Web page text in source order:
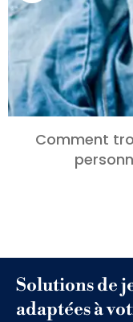
Comment
Solutions de
adaptées à